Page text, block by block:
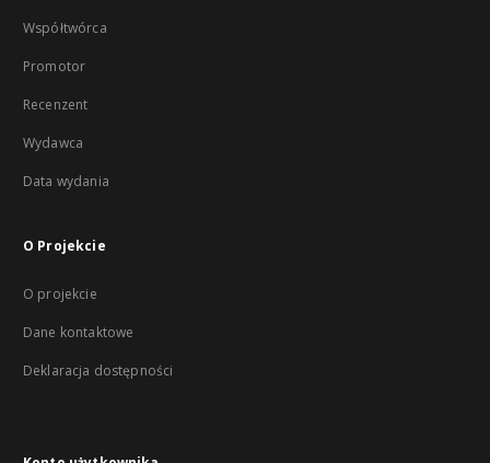
Współtwórca
Promotor
Recenzent
Wydawca
Data wydania
O Projekcie
O projekcie
Dane kontaktowe
Deklaracja dostępności